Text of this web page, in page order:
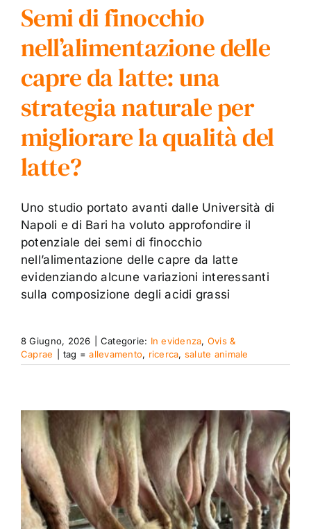
Semi di finocchio
nell’alimentazione delle
capre da latte: una
strategia naturale per
migliorare la qualità del
latte?
Uno studio portato avanti dalle Università di
Napoli e di Bari ha voluto approfondire il
potenziale dei semi di finocchio
nell’alimentazione delle capre da latte
evidenziando alcune variazioni interessanti
sulla composizione degli acidi grassi
8 Giugno, 2026 Categorie: In evidenza, Ovis &
Caprae
tag =allevamento, ricerca, salute animale